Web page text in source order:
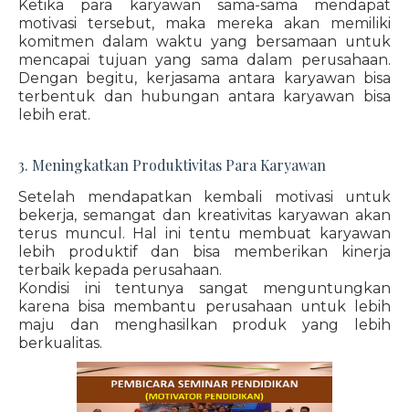
Ketika para karyawan sama-sama mendapat
motivasi tersebut, maka mereka akan memiliki
komitmen dalam waktu yang bersamaan untuk
mencapai tujuan yang sama dalam perusahaan.
Dengan begitu, kerjasama antara karyawan bisa
terbentuk dan hubungan antara karyawan bisa
lebih erat.
3. Meningkatkan Produktivitas Para Karyawan
Setelah mendapatkan kembali motivasi untuk
bekerja, semangat dan kreativitas karyawan akan
terus muncul. Hal ini tentu membuat karyawan
lebih produktif dan bisa memberikan kinerja
terbaik kepada perusahaan.
Kondisi ini tentunya sangat menguntungkan
karena bisa membantu perusahaan untuk lebih
maju dan menghasilkan produk yang lebih
berkualitas.